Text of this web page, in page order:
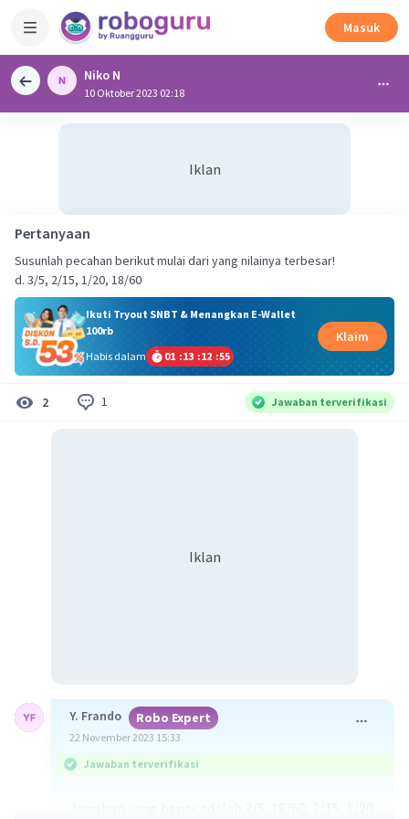
Masuk
Niko N
10 Oktober 2023 02:18
Iklan
Pertanyaan
Susunlah pecahan berikut mulai dari yang nilainya terbesar!
d. 3/5, 2/15, 1/20, 18/60
Ikuti Tryout SNBT & Menangkan E-Wallet
100rb
Habis dalam
01 :13 :12 :54
Klaim
2 1 Jawaban terverifikasi
Iklan
Y. Frando Robo Expert
22 November 2023 15:33
Jawaban terverifikasi